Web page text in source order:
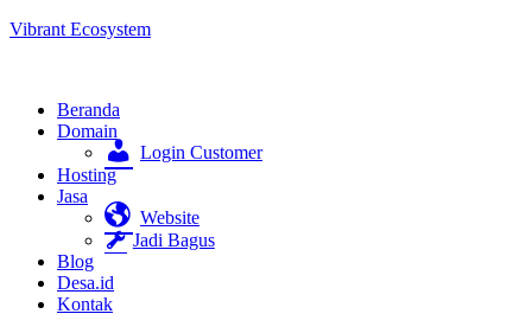
Vibrant Ecosystem
Beranda
Domain
Login Customer
Hosting
Jasa
Website
Jadi Bagus
Blog
Desa.id
Kontak